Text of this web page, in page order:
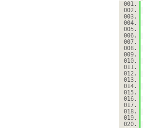
001.
002.
003.
004.
005.
006.
007.
008.
009.
010.
011.
012.
013.
014.
015.
016.
017.
018.
019.
020.